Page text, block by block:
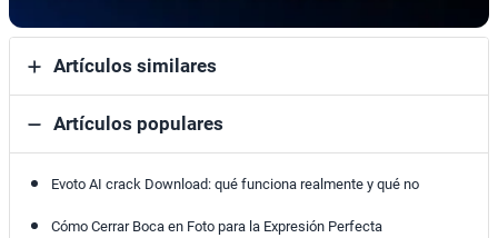
Artículos similares
Artículos populares
Evoto AI crack Download: qué funciona realmente y qué no
Cómo Cerrar Boca en Foto para la Expresión Perfecta